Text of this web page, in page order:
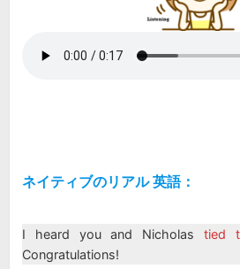
ネイティブのリアル 英語：
I heard you and Nicholas tied
Congratulations!